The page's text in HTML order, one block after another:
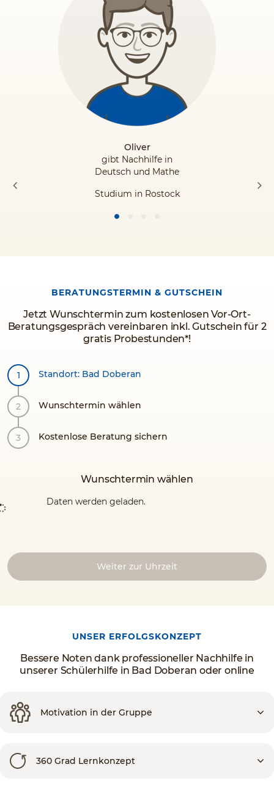
Oliver
gibt Nachhilfe in
Deutsch und Mathe
Studium in Rostock
BERATUNGSTERMIN & GUTSCHEIN
Jetzt Wunschtermin zum kostenlosen Vor-Ort-
Beratungsgespräch vereinbaren inkl. Gutschein für 2
gratis Probestunden*!
Standort: Bad Doberan
Wunschtermin wählen
Kostenlose Beratung sichern
Wunschtermin wählen
Daten werden geladen.
Weiter zur Uhrzeit
UNSER ERFOLGSKONZEPT
Bessere Noten dank professioneller Nachhilfe in
unserer Schülerhilfe in Bad Doberan oder online
Motivation in der Gruppe
360 Grad Lernkonzept